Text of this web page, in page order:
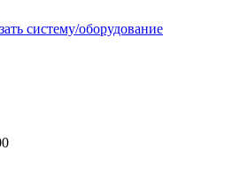
систему/оборудование